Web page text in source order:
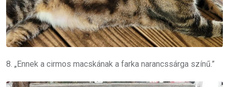
8. „Ennek a cirmos macskának a farka narancssárga színű.”